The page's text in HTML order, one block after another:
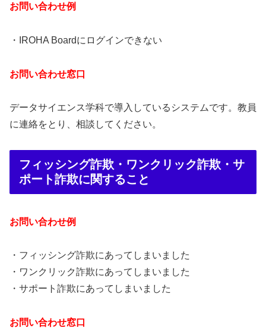
お問い合わせ例
・IROHA Boardにログインできない
お問い合わせ窓口
データサイエンス学科で導入しているシステムです。教員
に連絡をとり、相談してください。
フィッシング詐欺・ワンクリック詐欺・サ
ポート詐欺に関すること
お問い合わせ例
・フィッシング詐欺にあってしまいました
・ワンクリック詐欺にあってしまいました
・サポート詐欺にあってしまいました
お問い合わせ窓口